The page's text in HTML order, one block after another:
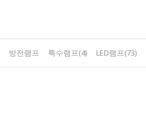
방전램프 특수램프(4) LED램프(73)